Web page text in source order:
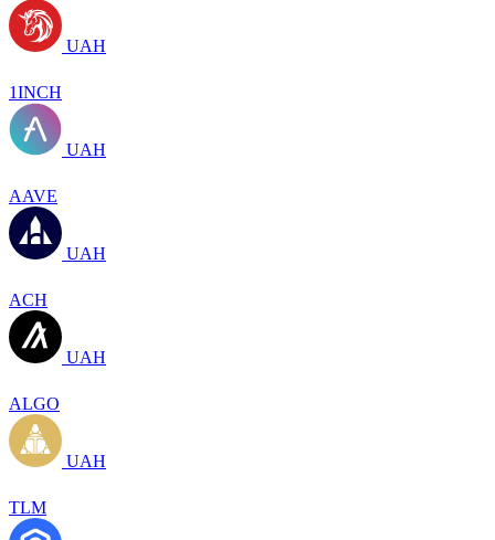
UAH
1INCH
UAH
AAVE
UAH
ACH
UAH
ALGO
UAH
TLM